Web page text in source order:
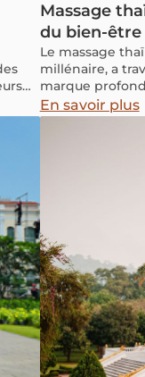
Massage
du bien-être
Le massage
millénaire, a
marque
en attirant
Aucun voyage
traditionnel.
thérapie
Thaïlande pour
En savoir plus